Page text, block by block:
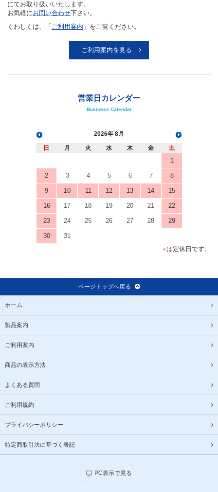
にてお取り扱いいたします。
お気軽にお問い合わせ下さい。
くわしくは、「 ご利用案内 」をご覧ください。
ご利用案内を見る
営業日カレンダー
Business Calendar
2026 8月
日 月 火 水 木 金 土
1
2 3 4 5 6 7 8
9 10 11 12 13 14 15
16 17 18 19 20 21 22
23 24 25 26 27 28 29
30
31
■は定休日です。
ページトップへ戻る
ホーム
製品案内
ご利用案内
商品の表示方法
よくある質問
ご利用規約
プライバシーポリシー
特定商取引法に基づく表記
PC表示で見る